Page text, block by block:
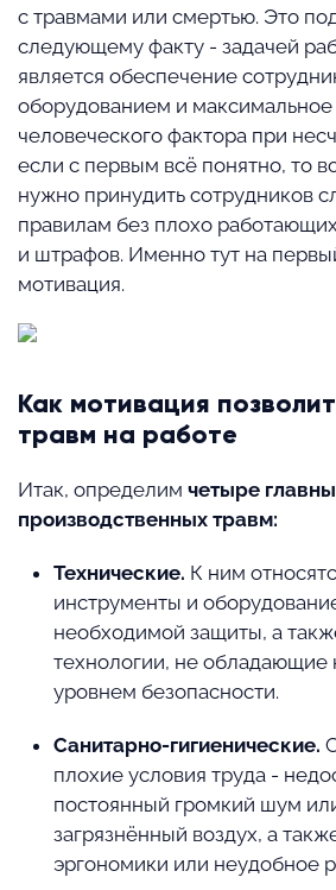
с травмами или смертью. Это
следующему факту - задачей
является обеспечение
оборудованием и
человеческого фактора при
если с первым всё понятно, то
нужно принудить сотрудников
правилам без плохо
и штрафов. Именно тут на
мотивация.
Как мотивация
травм на работе
Итак, определим четыре
производственных травм:
Технические. К ним
инструменты и
необходимой защиты, а
технологии, не
уровнем безопасности.
Санитарно-гигиенические.
плохие условия труда -
постоянный громкий шум
загрязнённый воздух, а
эргономики или неудобное